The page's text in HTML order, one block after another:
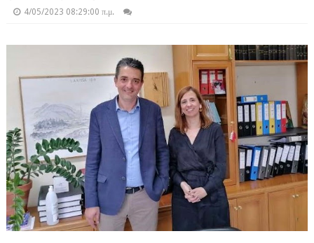
4/05/2023 08:29:00 π.μ.